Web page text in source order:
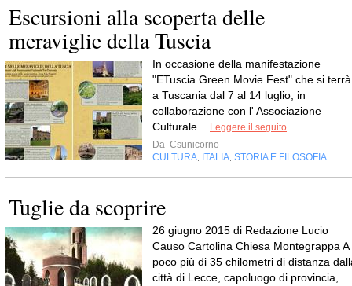
Escursioni alla scoperta delle
meraviglie della Tuscia
In occasione della manifestazione
"ETuscia Green Movie Fest" che si terrà
a Tuscania dal 7 al 14 luglio, in
collaborazione con l' Associazione
Culturale...
Leggere il seguito
Da Csunicorno
CULTURA
ITALIA STORIA E FILOSOFIA
Tuglie da scoprire
26 giugno 2015 di Redazione Lucio
Causo Cartolina Chiesa Montegrappa A
poco più di 35 chilometri di distanza
città di Lecce, capoluogo di provincia,